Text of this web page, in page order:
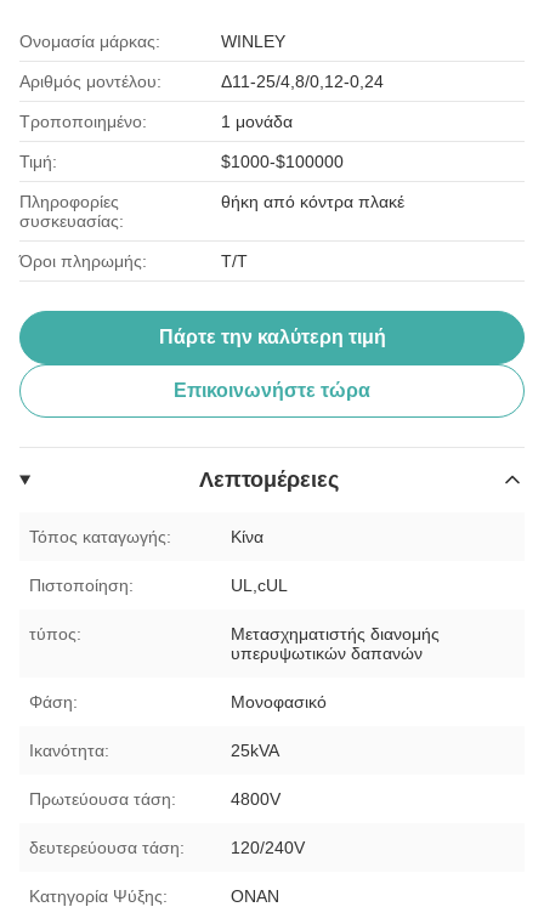
Ονομασία μάρκας: WINLEY
Αριθμός μοντέλου: Δ11-25/4,8/0,12-0,24
Τροποποιημένο: 1 μονάδα
Τιμή: $1000-$100000
Πληροφορίες
συσκευασίας:
θήκη από κόντρα πλακέ
Όροι πληρωμής: T/T
Πάρτε την καλύτερη τιμή
Επικοινωνήστε τώρα
Λεπτομέρειες
Τόπος καταγωγής: Κίνα
Πιστοποίηση: UL,cUL
τύπος:
Μετασχηματιστής διανομής
υπερυψωτικών δαπανών
Φάση: Μονοφασικό
Ικανότητα: 25kVA
Πρωτεύουσα τάση: 4800V
δευτερεύουσα τάση: 120/240V
Κατηγορία Ψύξης: ΟΝΑΝ